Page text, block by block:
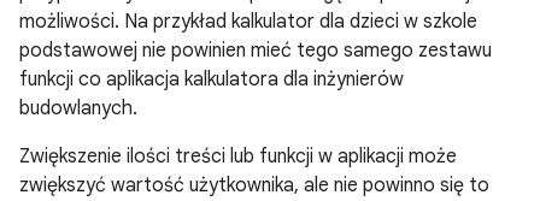
możliwości. Na przykład kalkulator dla dzieci w szkole
podstawowej nie powinien mieć tego samego zestawu
funkcji co aplikacja kalkulatora dla inżynierów
budowlanych.
Zwiększenie ilości treści lub funkcji w aplikacji może
zwiększyć wartość użytkownika, ale nie powinno się to